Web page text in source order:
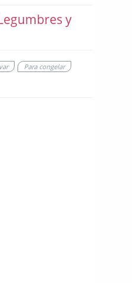
y
Para congelar